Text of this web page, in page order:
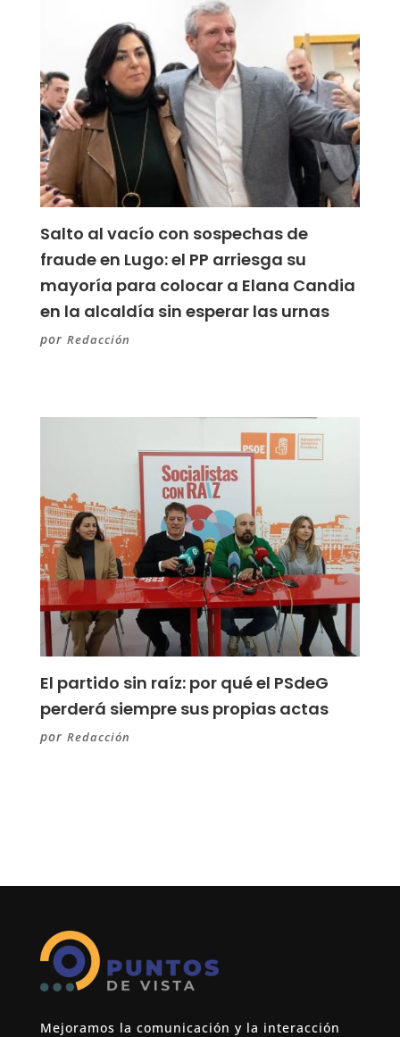
Salto al vacío con sospechas de
fraude en Lugo: el PP arriesga su
mayoría para colocar a Elana Candia
en la alcaldía sin esperar las urnas
por Redacción
El partido sin raíz: por qué el PSdeG
perderá siempre sus propias actas
por Redacción
Mejoramos la comunicación y la interacción